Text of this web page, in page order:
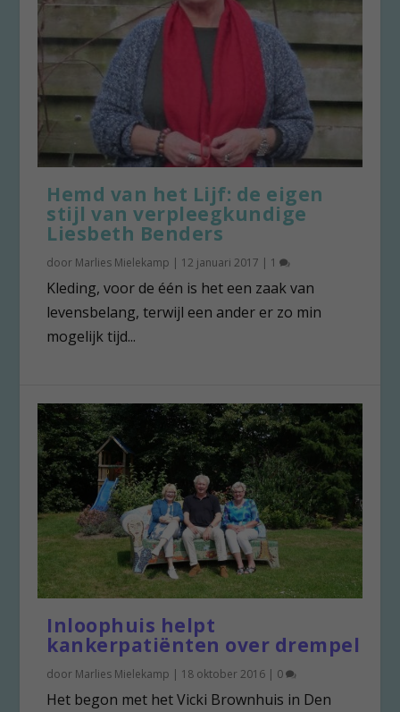
Hemd van het Lijf: de eigen
stijl van verpleegkundige
Liesbeth Benders
door Marlies Mielekamp | 12 januari 2017 | 1
Kleding, voor de één is het een zaak van
levensbelang, terwijl een ander er zo min
mogelijk tijd...
Inloophuis helpt
kankerpatiënten over drempel
door Marlies Mielekamp | 18 oktober 2016 | 0
Het begon met het Vicki Brownhuis in Den